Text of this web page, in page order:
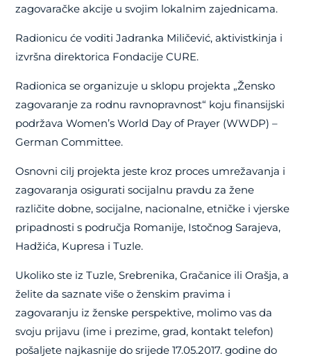
zagovaračke akcije u svojim lokalnim zajednicama.
Radionicu će voditi Jadranka Miličević, aktivistkinja i
izvršna direktorica Fondacije CURE.
Radionica se organizuje u sklopu projekta „Žensko
zagovaranje za rodnu ravnopravnost“ koju finansijski
podržava Women’s World Day of Prayer (WWDP) –
German Committee.
Osnovni cilj projekta jeste kroz proces umrežavanja i
zagovaranja osigurati socijalnu pravdu za žene
različite dobne, socijalne, nacionalne, etničke i vjerske
pripadnosti s područja Romanije, Istočnog Sarajeva,
Hadžića, Kupresa i Tuzle.
Ukoliko ste iz Tuzle, Srebrenika, Gračanice ili Orašja, a
želite da saznate više o ženskim pravima i
zagovaranju iz ženske perspektive, molimo vas da
svoju prijavu (ime i prezime, grad, kontakt telefon)
pošaljete najkasnije do srijede 17.05.2017. godine do